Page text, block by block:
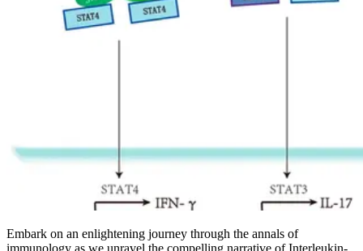
Embark on an enlightening journey through the annals of
immunology as we unravel the compelling narrative of Interleukin-